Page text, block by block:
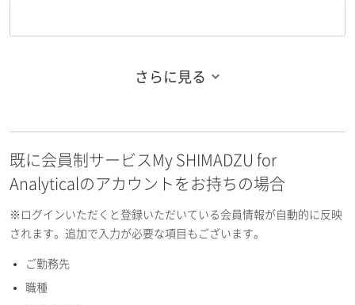
お名前フリガナ（名）
E-mailアドレス（半角英数）
さらに見る
既に会員制サービスMy SHIMADZU for
Analyticalのアカウントをお持ちの場合
※ログインいただくと登録いただいている会員情報が自動的に反映
されます。追加で入力が必要な項目もございます。
ご勤務先
職種